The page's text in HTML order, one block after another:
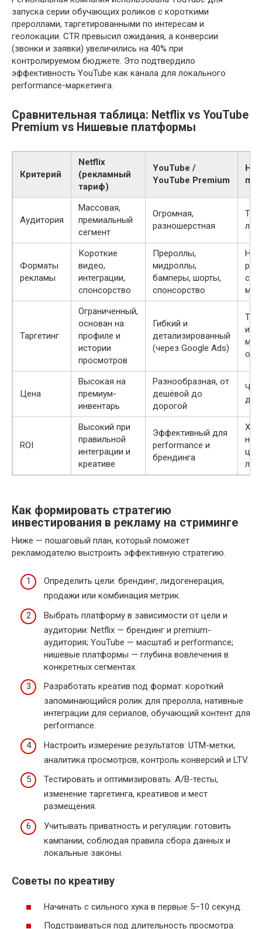
запуска серии обучающих роликов с короткими
прероллами, таргетированными по интересам и
геолокации. CTR превысил ожидания, а конверсии
(звонки и заявки) увеличились на 40% при
контролируемом бюджете. Это подтвердило
эффективность YouTube как канала для локального
performance-маркетинга.
Сравнительная таблица: Netflix vs YouTube
Premium vs Нишевые платформы
Критерий
Netflix
(рекламный
тариф)
YouTube /
YouTube Premium
Аудитория
Массовая,
премиальный
сегмент
Огромная,
разношерстная
Форматы
рекламы
Короткие
видео,
интеграции,
спонсорство
Прероллы,
мидроллы,
бамперы, шорты,
спонсорство
Таргетинг
Ограниченный,
основан на
профиле и
истории
просмотров
Гибкий и
детализированный
(через Google Ads)
Цена
Высокая на
премиум-
инвентарь
Разнообразная, от
дешёвой до
дорогой
ROI
Высокий при
правильной
интеграции и
креативе
Эффективный для
performance и
брендинга
Как формировать стратегию
инвестирования в рекламу на стриминге
Ниже — пошаговый план, который поможет
рекламодателю выстроить эффективную стратегию.
Определить цели: брендинг, лидогенерация,
продажи или комбинация метрик.
Выбрать платформу в зависимости от цели и
аудитории: Netflix — брендинг и premium-
аудитория; YouTube — масштаб и performance;
нишевые платформы — глубина вовлечения в
конкретных сегментах.
Разработать креатив под формат: короткий
запоминающийся ролик для преролла, нативные
интеграции для сериалов, обучающий контент для
performance.
Настроить измерение результатов: UTM-метки,
аналитика просмотров, контроль конверсий и LTV.
Тестировать и оптимизировать: A/B-тесты,
изменение таргетинга, креативов и мест
размещения.
Учитывать приватность и регуляции: готовить
кампании, соблюдая правила сбора данных и
локальные законы.
Советы по креативу
Начинать с сильного хука в первые 5–10 секунд.
Подстраиваться под длительность просмотра: